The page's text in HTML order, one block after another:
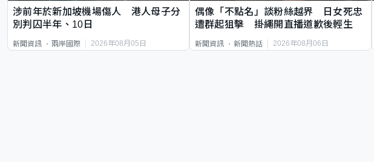
涉前年於新加坡機場傷人 港人母子分
別判囚半年、10日
新聞資訊 兩岸國際 2026年08月05日
偶像「不點名」談粉絲越界 日女死忠
遭群起狙擊 掛繩開直播道歉後輕生
新聞資訊 新聞熱話 2026年08月06日